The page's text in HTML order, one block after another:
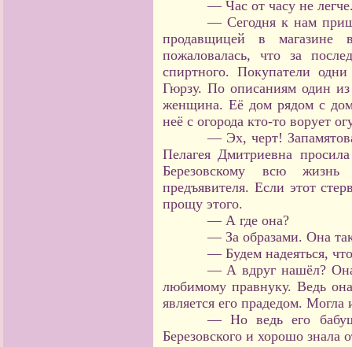
— Час от часу не
— Сегодня к нам
продавщицей в магазине
пожаловалась, что за
спиртного. Покупатели
Гюрзу. По описаниям один
женщина. Её дом рядом с
неё с огорода кто-то ворует
— Эх, черт!
Пелагея Дмитриевна
Березовскому всю жизнь
предъявителя. Если этот
прощу этого.
— А где она?
— За образами. Она
— Будем надеяться,
— А вдруг нашёл? Она
любимому правнуку. Ведь
является его прадедом. Могла
— Но ведь его
Березовского и хорошо знала